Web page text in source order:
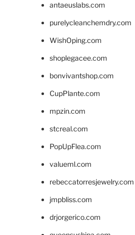
antaeuslabs.com
purelycleanchemdry.com
WishOping.com
shoplegacee.com
bonvivantshop.com
CupPlante.com
mpzin.com
stcreal.com
PopUpFlea.com
valueml.com
rebeccatorresjewelry.com
jmpbliss.com
drjorgerico.com